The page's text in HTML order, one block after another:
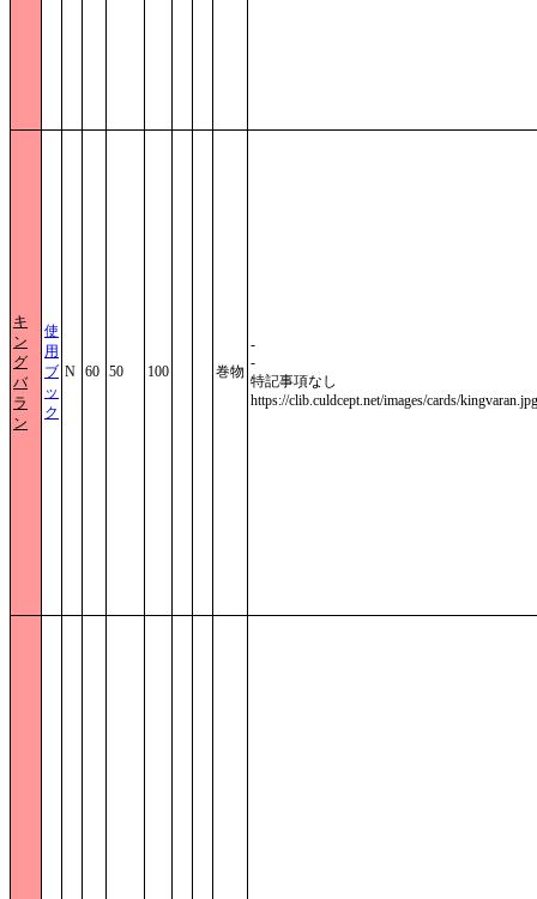
キ
ン
グ
バ
ラ
ン
使
用
ブ
ッ
ク
N 60 50 100 巻物
-
-
特記事項なし
https://clib.culdcept.net/images/cards/kingvaran.jpg